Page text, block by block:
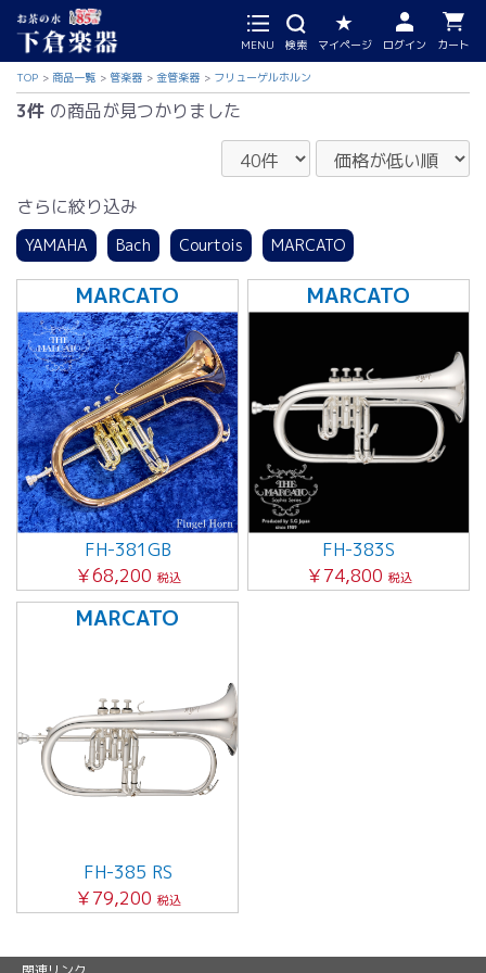
MENU 検索 マイページ ログイン カート
TOP 商品一覧 管楽器 金管楽器 フリューゲルホルン
3件 の商品が見つかりました
さらに絞り込み
YAMAHA Bach Courtois MARCATO
MARCATO
FH-381GB
￥68,200 税込
MARCATO
FH-383S
￥74,800 税込
MARCATO
FH-385 RS
￥79,200 税込